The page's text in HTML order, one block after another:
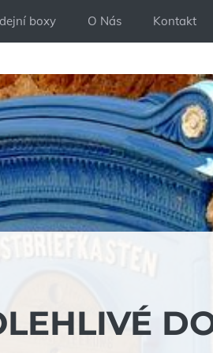
boxy O Nás Kontakt